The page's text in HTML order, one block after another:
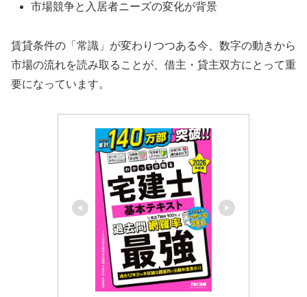
市場競争と入居者ニーズの変化が背景
賃貸条件の「常識」が変わりつつある今、数字の動きから
市場の流れを読み取ることが、借主・貸主双方にとって重
要になっています。